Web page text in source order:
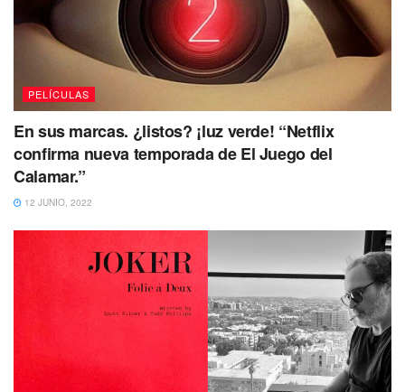
PELÍCULAS
En sus marcas. ¿listos? ¡luz verde! “Netflix
confirma nueva temporada de El Juego del
Calamar.”
12 JUNIO, 2022